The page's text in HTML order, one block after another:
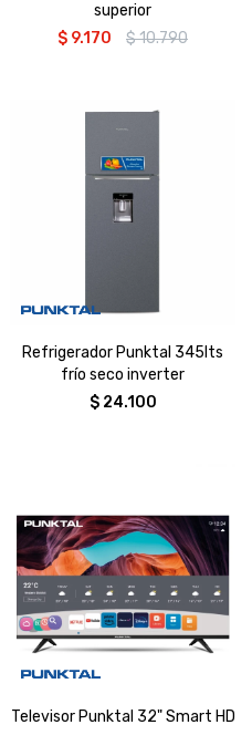
superior
$ 9.170 $10.790
Refrigerador Punktal 345lts
frío seco inverter
$ 24.100
Televisor Punktal 32" Smart HD